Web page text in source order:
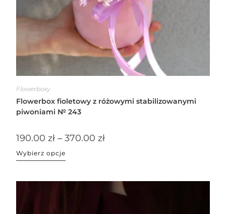
Flowerboxy
Flowerbox fioletowy z różowymi stabilizowanymi
piwoniami № 243
190.00zł – 370.00zł
Wybierz opcje